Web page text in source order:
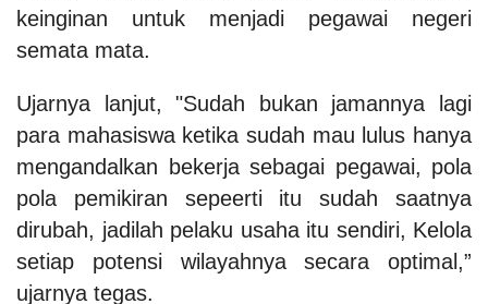
keinginan untuk menjadi pegawai negeri
semata mata.
Ujarnya lanjut, "Sudah bukan jamannya lagi
para mahasiswa ketika sudah mau lulus hanya
mengandalkan bekerja sebagai pegawai, pola
pola pemikiran sepeerti itu sudah saatnya
dirubah, jadilah pelaku usaha itu sendiri, Kelola
setiap potensi wilayahnya secara optimal,”
ujarnya tegas.